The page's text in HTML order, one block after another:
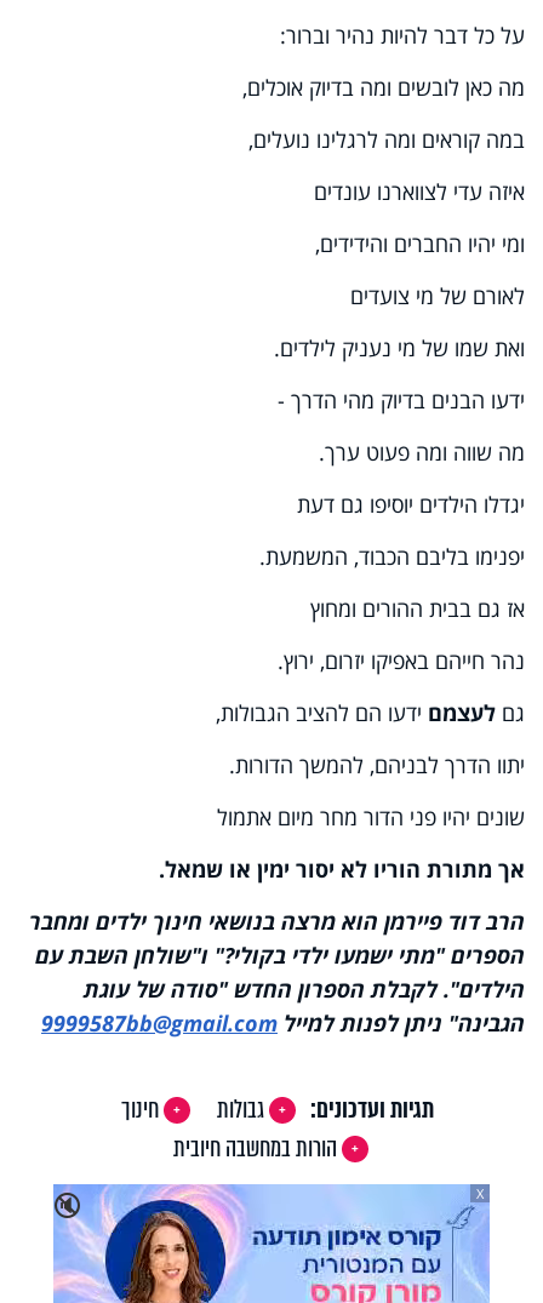
על כל דבר להיות נהיר וברור:
מה כאן לובשים ומה בדיוק אוכלים,
במה קוראים ומה לרגלינו נועלים,
איזה עדי לצווארנו עונדים
ומי יהיו החברים והידידים,
לאורם של מי צועדים
ואת שמו של מי נעניק לילדים.
ידעו הבנים בדיוק מהי הדרך -
מה שווה ומה פעוט ערך.
יגדלו הילדים יוסיפו גם דעת
יפנימו בליבם הכבוד, המשמעת.
אז גם בבית ההורים ומחוץ
נהר חייהם באפיקו יזרום, ירוץ.
גם לעצמם ידעו הם להציב הגבולות,
יתוו הדרך לבניהם, להמשך הדורות.
שונים יהיו פני הדור מחר מיום אתמול
אך מתורת הוריו לא יסור ימין או שמאל.
הרב דוד פיירמן הוא מרצה בנושאי חינוך ילדים ומחבר
הספרים "מתי ישמעו ילדי בקולי?" ו"שולחן השבת עם
הילדים". לקבלת הספרון החדש "סודה של עוגת
הגבינה" ניתן לפנות למייל 9999587bb@gmail.com
תגיות ועדכונים: גבולות
חינוך
הורות במחשבה חיובית
🔇
X